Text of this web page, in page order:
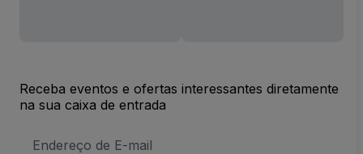
Receba eventos e ofertas interessantes diretamente
na sua caixa de entrada
de